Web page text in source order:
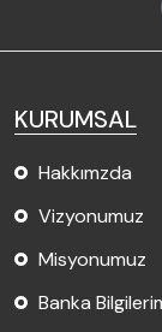
KURUMSAL
Hakkımzda
Vizyonumuz
Misyonumuz
Banka